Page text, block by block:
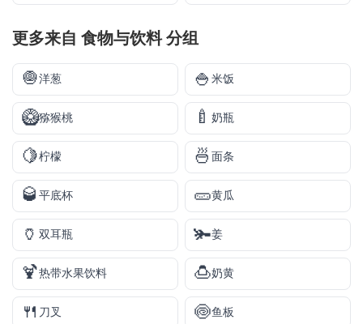
更多来自 食物与饮料分组
🧅洋葱 🍚 米饭
🥝猕猴桃 🍼 奶瓶
🍋柠檬 🍜 面条
🥃 平底杯 🥒黄瓜
🏺 双耳瓶 🫚姜
🍹热带水果饮料 🍮奶黄
🍴 刀叉 🍥鱼板